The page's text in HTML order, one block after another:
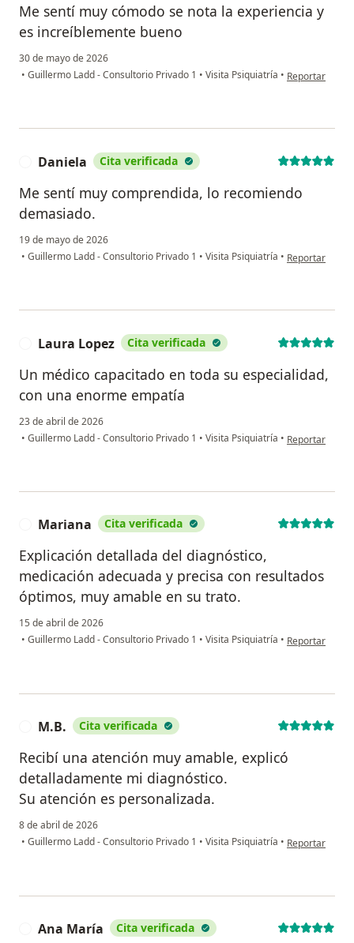
Me sentí muy cómodo se nota la experiencia y
es increíblemente bueno
30 de mayo de 2026
• Guillermo Ladd - Consultorio Privado 1 • Visita Psiquiatría • en opinión del
Reportar
Daniela Cita verificada
Me sentí muy comprendida, lo recomiendo
demasiado.
19 de mayo de 2026
• Guillermo Ladd - Consultorio Privado 1 • Visita Psiquiatría • en opinión del
Reportar
Laura Lopez Cita verificada
Un médico capacitado en toda su especialidad,
con una enorme empatía
23 de abril de 2026
• Guillermo Ladd - Consultorio Privado 1 • Visita Psiquiatría • en opinión del
Reportar
Mariana Cita verificada
Explicación detallada del diagnóstico,
medicación adecuada y precisa con resultados
óptimos, muy amable en su trato.
15 de abril de 2026
• Guillermo Ladd - Consultorio Privado 1 • Visita Psiquiatría • en opinión del
Reportar
M.B. Cita verificada
Recibí una atención muy amable, explicó
detalladamente mi diagnóstico.
Su atención es personalizada.
8 de abril de 2026
• Guillermo Ladd - Consultorio Privado 1 • Visita Psiquiatría • en opinión del
Reportar
Ana María Cita verificada